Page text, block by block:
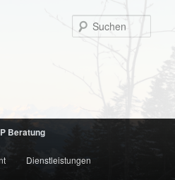
Beratung
Dienstleistungen